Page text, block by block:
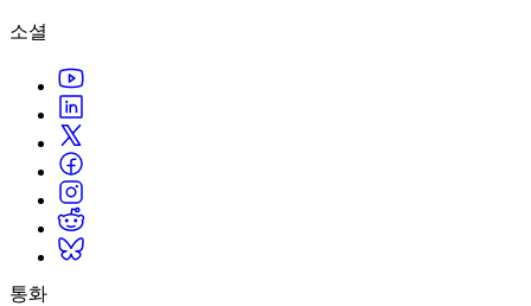
Unity가 지원하는 25개 이상의 플랫폼을 살펴보세요.
LiveOps
출시 후 인사이트를 확인하고 라이브 게임을 운영하세요.
성장
사용자 확보
모바일 사용자를 검색하고 Acquire
매장 및 D2C 전반에 걸쳐 IAP 관리하세요.
운영 우수성 확보
리테일
상점 경험을 온라인 경험으로 전환
자동차
혁신을 가속화하고 차량 내 경험을 향상시키세요.
모든 산업 보기
기술 용어 라이브러리
활용 사례
실제 성공 사례
베스트 프랙티스 가이드
전문가 팁
데모
데모, 샘플 및 빌딩 블록
Livestreams
Unity Awards
전 세계 Unity 크리에이터 축하
Unity 사용이 처음이신가요? 여정 시작하기
사용법 가이드
실용적인 팁 및 베스트 프랙티스
교육
학생용
커리어 시작하기
교육 효율 극대화
소셜
통화